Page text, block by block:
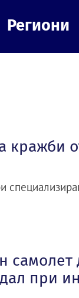
Региони
кражби
самолет
при